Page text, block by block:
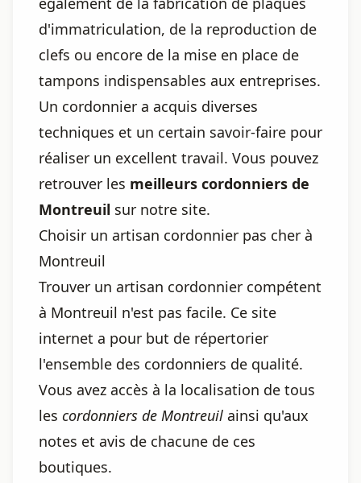
d'immatriculation, de la reproduction de
clefs ou encore de la mise en place de
tampons indispensables aux entreprises.
Un cordonnier a acquis diverses
techniques et un certain savoir-faire pour
réaliser un excellent travail. Vous pouvez
retrouver les meilleurs cordonniers de
Montreuil sur notre site.
Choisir un artisan cordonnier pas cher à
Montreuil
Trouver un artisan cordonnier compétent
à Montreuil n'est pas facile. Ce site
internet a pour but de répertorier
l'ensemble des cordonniers de qualité.
Vous avez accès à la localisation de tous
les cordonniers de Montreuil ainsi qu'aux
notes et avis de chacune de ces
boutiques.